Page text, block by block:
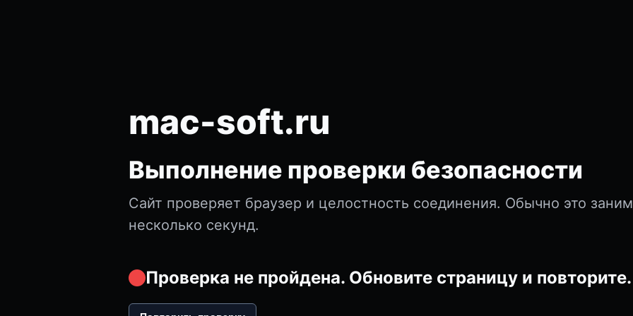
mac-soft.ru
Выполнение проверки безопасности
Сайт проверяет браузер и целостность соединения. Обычно это
несколько секунд.
Проверка не пройдена. Обновите страницу и повторите.